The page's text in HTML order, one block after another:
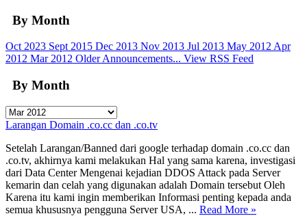
By Month
Oct 2023 Sept 2015 Dec 2013 Nov 2013 Jul 2013 May 2012 Apr
2012 Mar 2012 Older Announcements... View RSS Feed
By Month
Larangan Domain .co.cc dan .co.tv
Setelah Larangan/Banned dari google terhadap domain .co.cc dan
.co.tv, akhirnya kami melakukan Hal yang sama karena, investigasi
dari Data Center Mengenai kejadian DDOS Attack pada Server
kemarin dan celah yang digunakan adalah Domain tersebut Oleh
Karena itu kami ingin memberikan Informasi penting kepada anda
semua khususnya pengguna Server USA, ... Read More »